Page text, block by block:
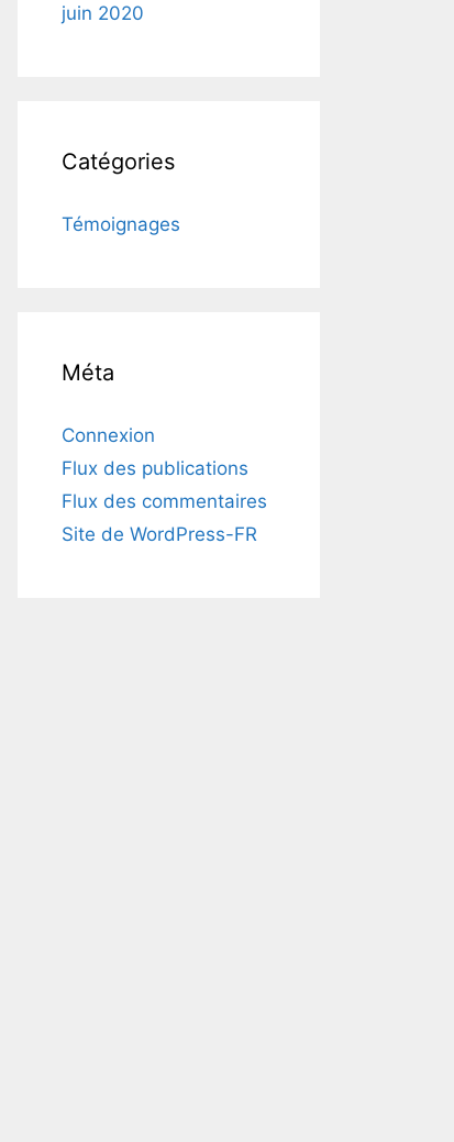
juin 2020
Catégories
Témoignages
Méta
Connexion
Flux des publications
Flux des commentaires
Site de WordPress-FR